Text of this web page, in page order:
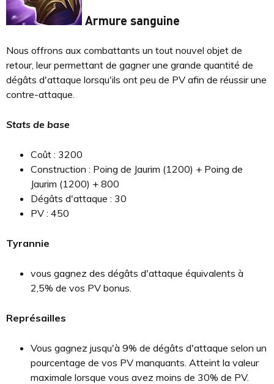
Armure sanguine
Nous offrons aux combattants un tout nouvel objet de
retour, leur permettant de gagner une grande quantité de
dégâts d'attaque lorsqu'ils ont peu de PV afin de réussir une
contre-attaque.
Stats de base
Coût : 3200
Construction : Poing de Jaurim (1200) + Poing de
Jaurim (1200) + 800
Dégâts d'attaque : 30
PV : 450
Tyrannie
vous gagnez des dégâts d'attaque équivalents à
2,5% de vos PV bonus.
Représailles
Vous gagnez jusqu'à 9% de dégâts d'attaque selon un
pourcentage de vos PV manquants. Atteint la valeur
maximale lorsque vous avez moins de 30% de PV.